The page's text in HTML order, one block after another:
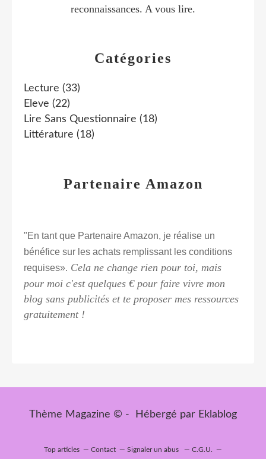
Catégories
Lecture (33)
Eleve (22)
Lire Sans Questionnaire (18)
Littérature (18)
reconnaissances. A vous lire.
Partenaire Amazon
"En tant que Partenaire Amazon, je réalise un
bénéfice sur les achats remplissant les conditions
requises». Cela ne change rien pour toi, mais
pour moi c'est quelques € pour faire vivre mon
blog sans publicités et te proposer mes ressources
gratuitement !
Thème Magazine © - Hébergé par Eklablog
Top articles Contact Signaler un abus C.G.U.